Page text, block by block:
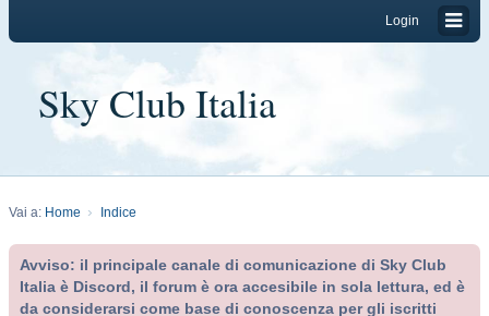
Login
Sky Club Italia
Vai a: Home Indice
Avviso: il principale canale di comunicazione di Sky Club
Italia è Discord, il forum è ora accesibile in sola lettura, ed è
da considerarsi come base di conoscenza per gli iscritti